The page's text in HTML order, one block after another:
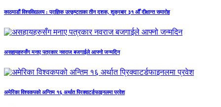
काठमाडौं विश्वविद्यालय : प्राज्ञिक उत्कृष्टताका तीन दशक, शुक्रबार ३१ औँ दीक्षान्त समारोह
असहायहरुसँग मनाए पत्रकार नवराज बजगाईले आफ्नो जन्मदिन
अमेरिका विश्वकपको अन्तिम १६ अर्थात प्रिक्वाटर्डफाइनलमा प्रवेश